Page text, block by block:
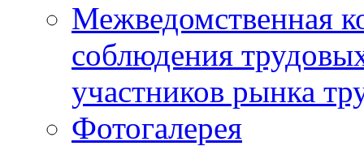
Межведомственная
соблюдения
участников рынка
Фотогалерея